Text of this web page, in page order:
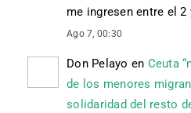
me ingresen entre el 2
Ago 7, 00:30
Don Pelayo en Ceuta
de los menores
solidaridad del resto